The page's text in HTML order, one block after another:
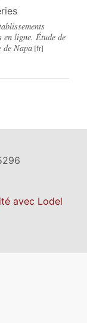
ligne. Étude de
de Napa
avec Lodel